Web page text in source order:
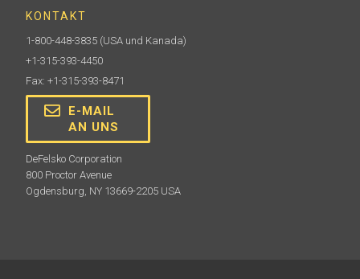
KONTAKT
1-800-448-3835 (USA und Kanada)
+1-315-393-4450
Fax: +1-315-393-8471
E-MAIL
AN UNS
DeFelsko Corporation
800 Proctor Avenue
Ogdensburg, NY 13669-2205 USA